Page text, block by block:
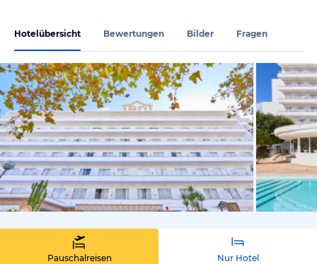
Hotelübersicht Bewertungen Bilder Fragen
vom
Pauschalreisen Nur Hotel